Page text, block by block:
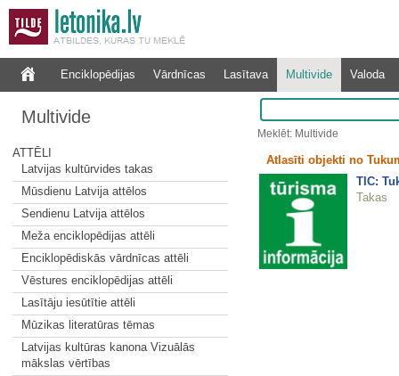
Enciklopēdijas Vārdnīcas Lasītava Multivide Valoda
Multivide
ATTĒLI
Latvijas kultūrvides takas
Mūsdienu Latvija attēlos
Sendienu Latvija attēlos
Meža enciklopēdijas attēli
Enciklopēdiskās vārdnīcas attēli
Vēstures enciklopēdijas attēli
Lasītāju iesūtītie attēli
Mūzikas literatūras tēmas
Latvijas kultūras kanona Vizuālās
mākslas vērtības
Meklēt: Multivide
Atlasīti objekti no
TIC:
Takas